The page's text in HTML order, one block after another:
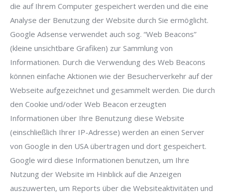
die auf Ihrem Computer gespeichert werden und die eine
Analyse der Benutzung der Website durch Sie ermöglicht.
Google Adsense verwendet auch sog. “Web Beacons”
(kleine unsichtbare Grafiken) zur Sammlung von
Informationen. Durch die Verwendung des Web Beacons
können einfache Aktionen wie der Besucherverkehr auf der
Webseite aufgezeichnet und gesammelt werden. Die durch
den Cookie und/oder Web Beacon erzeugten
Informationen über Ihre Benutzung diese Website
(einschließlich Ihrer IP-Adresse) werden an einen Server
von Google in den USA übertragen und dort gespeichert.
Google wird diese Informationen benutzen, um Ihre
Nutzung der Website im Hinblick auf die Anzeigen
auszuwerten, um Reports über die Websiteaktivitäten und